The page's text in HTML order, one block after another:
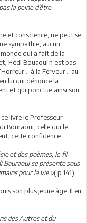
la peine d’être
et conscience, ne peut se
sympathie, aucun
qui a fait de la
Hédi Bouaoui n’est pas
à la Ferveur… au
lui qui dénonce la
et qui ponctue ainsi son
livre le Professeur
Bouraoui, celle qui le
cette confidence:
et des poèmes, le fil
Bouraoui se présente sous
pour la vie.»( p.141)
son plus jeune âge. Il en
des Autres et du